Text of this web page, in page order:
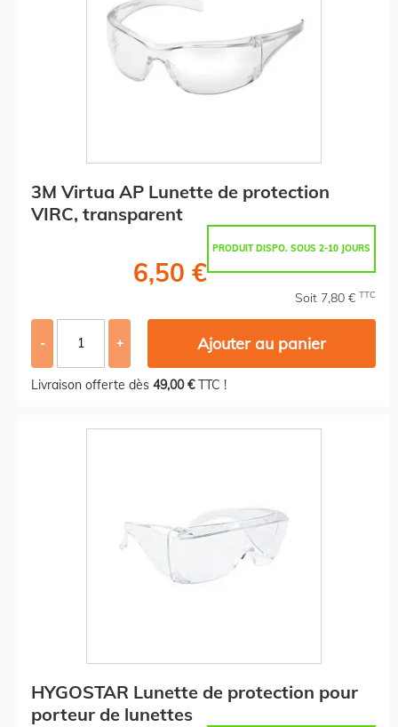
3M Virtua AP Lunette de protection
VIRC, transparent
PRODUIT DISPO. SOUS 2-10 JOURS
6,50 €
Soit 7,80 € TTC
- + Ajouter au panier
Livraison offerte dès 49,00 €TTC !
HYGOSTAR Lunette de protection pour
porteur de lunettes